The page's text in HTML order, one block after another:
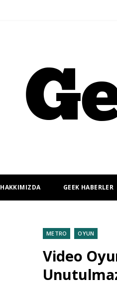
HAKKIMIZDA GEEK HABERLER
METRO OYUN
Video